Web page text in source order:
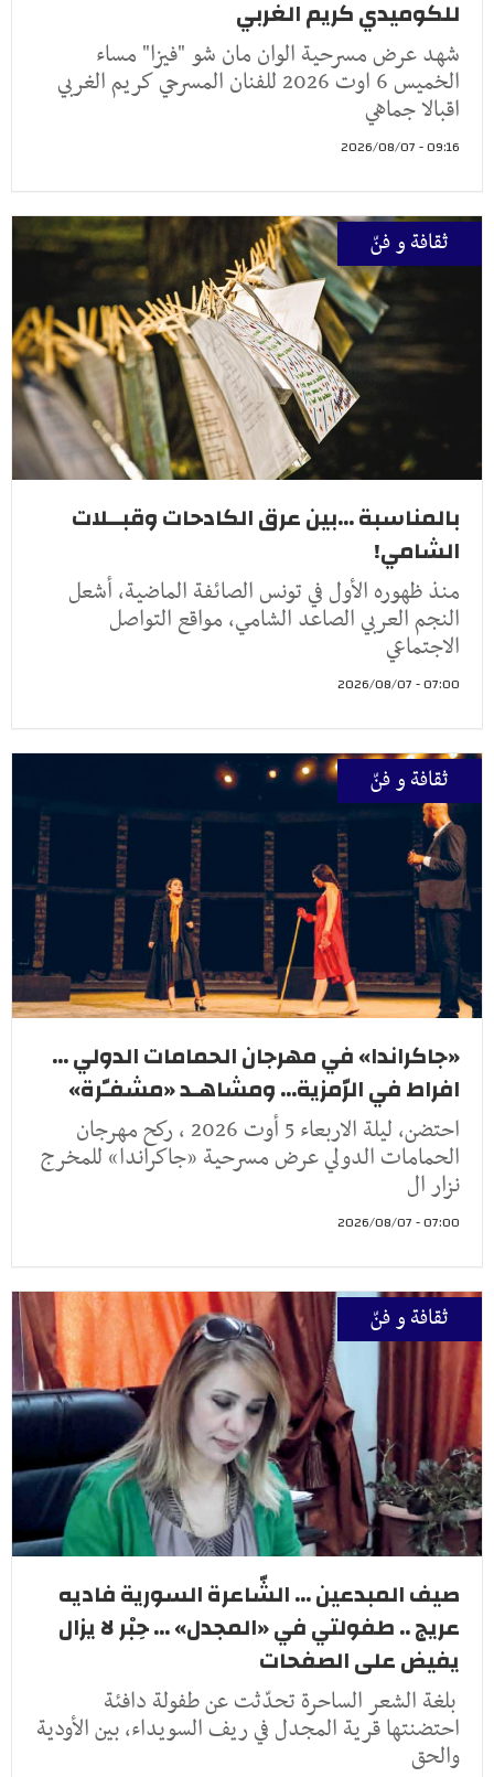
للكوميدي كريم الغربي
شهد عرض مسرحية الوان مان شو "فيزا" مساء
الخميس 6 اوت 2026 للفنان المسرحي كريم الغربي
اقبالا جماهي
09:16 - 2026/08/07
ثقافة و فنّ
بالمناسبة ...بين عرق الكادحات وقبــلات
الشامي!
منذ ظهوره الأول في تونس الصائفة الماضية، أشعل
النجم العربي الصاعد الشامي، مواقع التواصل
الاجتماعي
07:00 - 2026/08/07
ثقافة و فنّ
«جاكراندا» في مهرجان الحمامات الدولي ...
افراط في الرّمزية... ومشاهـد «مشفـّرة»
احتضن، ليلة الاربعاء 5 أوت 2026 ، ركح مهرجان
الحمامات الدولي عرض مسرحية «جاكراندا» للمخرج
نزار ال
07:00 - 2026/08/07
ثقافة و فنّ
صيف المبدعين ... الشّاعرة السورية فاديه
عريج .. طفولتي في «المجدل» ... حِبْر لا يزال
يفيض على الصفحات
بلغة الشعر الساحرة تحدّثت عن طفولة دافئة
احتضنتها قرية المجدل في ريف السويداء، بين الأودية
والحق